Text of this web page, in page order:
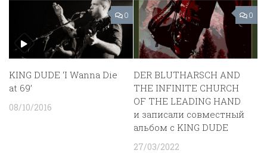
0
KING DUDE ‘I Wanna Die
at 69’
08/10/2016
0
DER BLUTHARSCH AND
THE INFINITE CHURCH
OF THE LEADING HAND
и записали совместный
альбом с KING DUDE
27/03/2022